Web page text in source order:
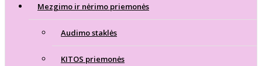
Mezgimo ir nėrimo priemonės
Audimo staklės
KITOS priemonės